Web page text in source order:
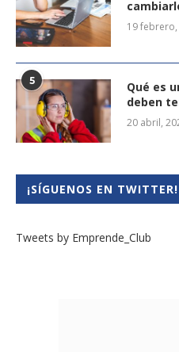
19
5
Qué es
deben
20 abril,
¡SÍGUENOS EN TWITTER!
Tweets by Emprende_Club